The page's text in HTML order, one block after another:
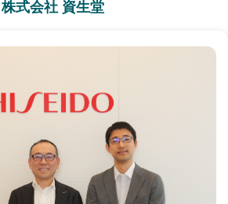
株式会社 資生堂